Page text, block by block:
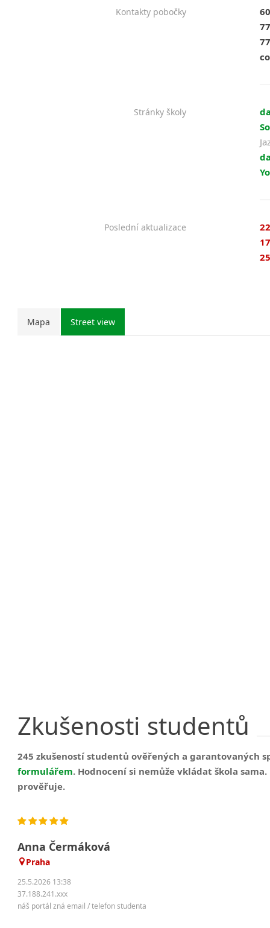
Kontakty pobočky
Stránky školy
Poslední aktualizace
Mapa Street view
Zkušenosti studentů
245 zkušeností studentů ověřených a garantovaných
formulářem. Hodnocení si nemůže vkládat škola
prověřuje.
Anna Čermáková
Praha
25.5.2026 13:38
37.188.241.xxx
náš portál zná email / telefon studenta